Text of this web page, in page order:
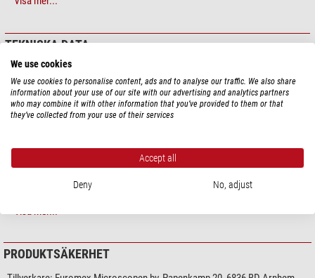
bilder per sekund. HD-Ultra High Definition-kameran kan användas i två
HÖJDPUNKTER
• HD 1080p högupplöst färgkamera
• Förhandsvisning, bilder direkt på TV, monitor eller projektor
• Kan användas med eller utan dator
• Inbyggd programvara för mus
• C-mount-gränssnitt
• Finns med 11,6-tums HD-skärm (VC.3036-HDS)
TEKNISKA DATA
TEKNISKA DATA
Prestanda
Chipstorlek (mm)
1/2.8”
Megapixel
6
-
Expanderbart minne
SD-card 16 Gb
Strömförsörjning
Strömförsörjningsenhet
Kamera
Visa mer...
PRODUKTSÄKERHET
We use cookies
We use cookies to personalise content, ads and to analyse our traffic. We also share
information about your use of our site with our advertising and analytics partners
who may combine it with other information that you’ve provided to them or that
they’ve collected from your use of their services
Accept all
Deny No, adjust